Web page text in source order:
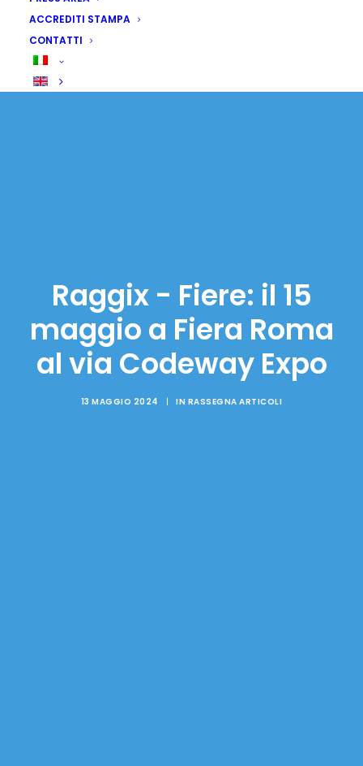
ACCREDITI STAMPA
CONTATTI
Raggix - Fiere: il 15
maggio a Fiera Roma
al via Codeway Expo
13 MAGGIO 2024 | IN RASSEGNA ARTICOLI